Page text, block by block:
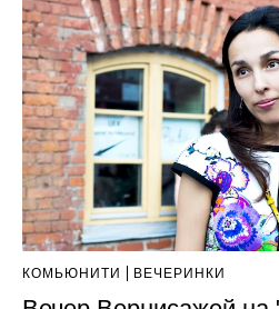
КОМЬЮНИТИ ВЕЧЕРИНКИ